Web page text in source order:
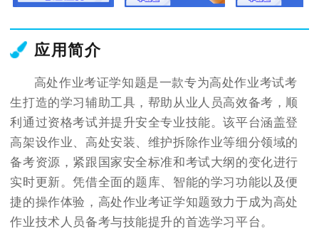
应用简介
高处作业考证学知题是一款专为高处作业考试考
生打造的学习辅助工具，帮助从业人员高效备考，顺
利通过资格考试并提升安全专业技能。该平台涵盖登
高架设作业、高处安装、维护拆除作业等细分领域的
备考资源，紧跟国家安全标准和考试大纲的变化进行
实时更新。凭借全面的题库、智能的学习功能以及便
捷的操作体验，高处作业考证学知题致力于成为高处
作业技术人员备考与技能提升的首选学习平台。